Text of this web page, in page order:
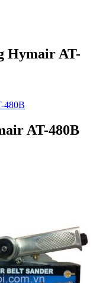
Hymair AT-
480B
AT-480B